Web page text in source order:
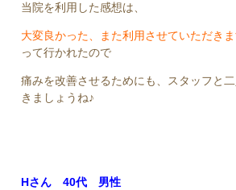
当院を利用した感想は、
大変良かった、また利用させていただき
って行かれたので
痛みを改善させるためにも、スタッフと
きましょうね♪
Hさん 40代 男性